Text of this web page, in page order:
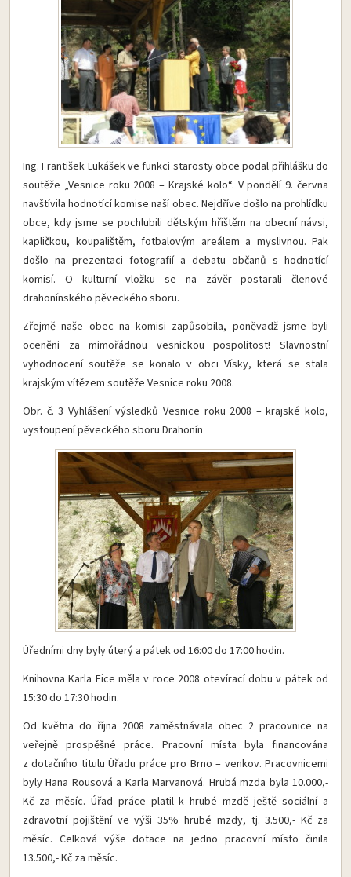
Ing. František Lukášek ve funkci starosty obce podal přihlášku do
soutěže „Vesnice roku 2008 – Krajské kolo“. V pondělí 9. června
navštívila hodnotící komise naší obec. Nejdříve došlo na prohlídku
obce, kdy jsme se pochlubili dětským hřištěm na obecní návsi,
kapličkou, koupalištěm, fotbalovým areálem a myslivnou. Pak
došlo na prezentaci fotografií a debatu občanů s hodnotící
komisí. O kulturní vložku se na závěr postarali členové
drahonínského pěveckého sboru.
Zřejmě naše obec na komisi zapůsobila, poněvadž jsme byli
oceněni za mimořádnou vesnickou pospolitost! Slavnostní
vyhodnocení soutěže se konalo v obci Vísky, která se stala
krajským vítězem soutěže Vesnice roku 2008.
Obr. č. 3 Vyhlášení výsledků Vesnice roku 2008 – krajské kolo,
vystoupení pěveckého sboru Drahonín
Úředními dny byly úterý a pátek od 16:00 do 17:00 hodin.
Knihovna Karla Fice měla v roce 2008 otevírací dobu v pátek od
15:30 do 17:30 hodin.
Od května do října 2008 zaměstnávala obec 2 pracovnice na
veřejně prospěšné práce. Pracovní místa byla financována
z dotačního titulu Úřadu práce pro Brno – venkov. Pracovnicemi
byly Hana Rousová a Karla Marvanová. Hrubá mzda byla 10.000,-
Kč za měsíc. Úřad práce platil k hrubé mzdě ještě sociální a
zdravotní pojištění ve výši 35% hrubé mzdy, tj. 3.500,- Kč za
měsíc. Celková výše dotace na jedno pracovní místo činila
13.500,- Kč za měsíc.